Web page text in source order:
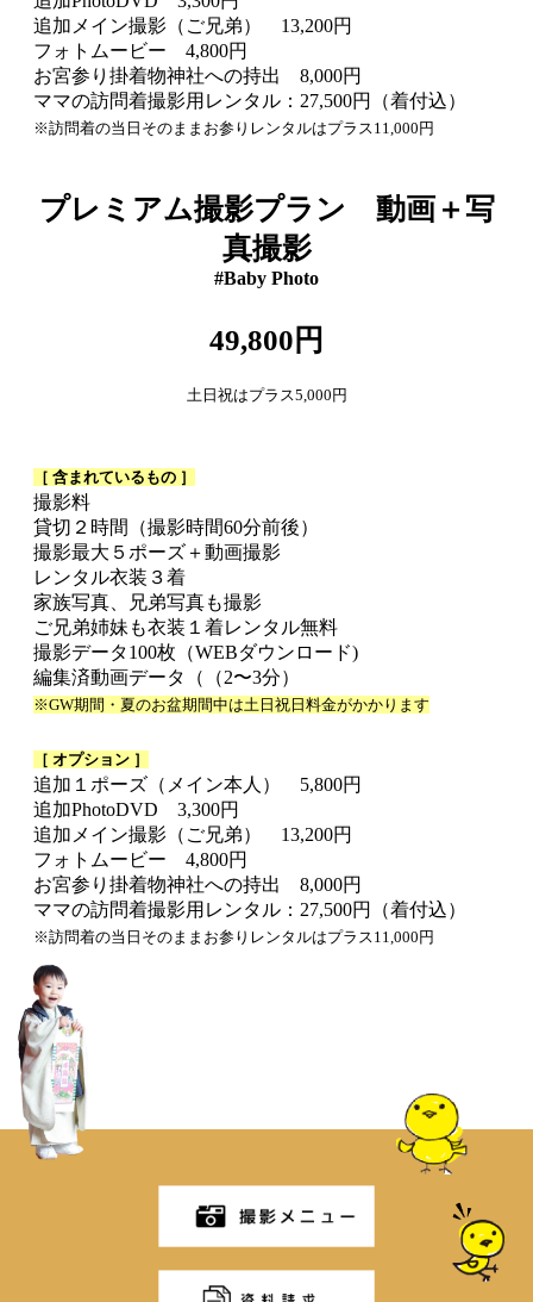
追加メイン撮影（ご兄弟） 13,200円
フォトムービー 4,800円
お宮参り掛着物神社への持出 8,000円
ママの訪問着撮影用レンタル：27,500円（着付込）
※訪問着の当日そのままお参りレンタルはプラス11,000円
プレミアム撮影プラン 動画＋写
真撮影
#Baby Photo
49,800円
土日祝はプラス5,000円
［ 含まれているもの ］
撮影料
貸切２時間（撮影時間60分前後）
撮影最大５ポーズ＋動画撮影
レンタル衣装３着
家族写真、兄弟写真も撮影
ご兄弟姉妹も衣装１着レンタル無料
撮影データ100枚（WEBダウンロード)
編集済動画データ（（2〜3分）
※GW期間・夏のお盆期間中は土日祝日料金がかかります
［ オプション ］
追加１ポーズ（メイン本人） 5,800円
追加PhotoDVD 3,300円
追加メイン撮影（ご兄弟） 13,200円
フォトムービー 4,800円
お宮参り掛着物神社への持出 8,000円
ママの訪問着撮影用レンタル：27,500円（着付込）
※訪問着の当日そのままお参りレンタルはプラス11,000円